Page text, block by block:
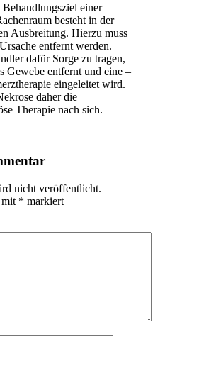
einer
besteht in der
Ausbreitung. Hierzu muss
entfernt werden.
dafür Sorge zu tragen,
Gewebe entfernt und eine –
eingeleitet wird.
daher die
Therapie nach sich.
nicht veröffentlicht.
* markiert